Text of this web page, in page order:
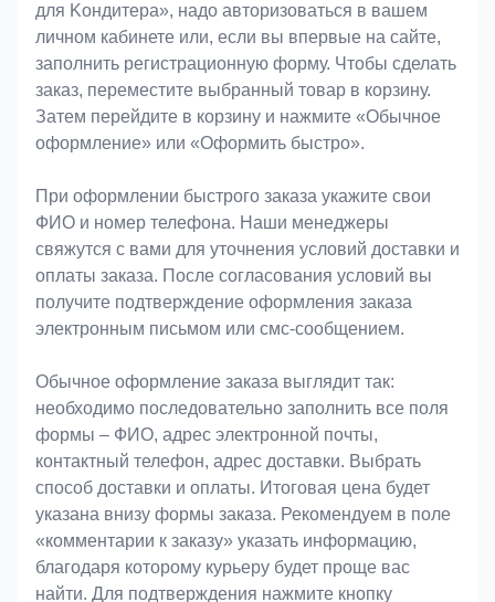
для Koндитeрa», надо авторизоваться в вашем
личном кабинете или, если вы впервые на сайте,
заполнить регистрационную форму. Чтобы сделать
заказ, переместите выбранный товар в корзину.
Затем перейдите в корзину и нажмите «Обычное
оформление» или «Оформить быстро».
При оформлении быстрого заказа укажите свои
ФИО и номер телефона. Наши менеджеры
свяжутся с вами для уточнения условий доставки и
оплаты заказа. После согласования условий вы
получите подтверждение оформления заказа
электронным письмом или смс-сообщением.
Обычное оформление заказа выглядит так:
необходимо последовательно заполнить все поля
формы – ФИО, адрес электронной почты,
контактный телефон, адрес доставки. Выбрать
способ доставки и оплаты. Итоговая цена будет
указана внизу формы заказа. Рекомендуем в поле
«комментарии к заказу» указать информацию,
благодаря которому курьеру будет проще вас
найти. Для подтверждения нажмите кнопку